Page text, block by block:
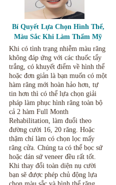
Bí Quyết Lựa Chọn Hình Thể,
Màu Sắc Khi Làm Thẩm Mỹ
Răng Sứ, Mặt Dán Sứ Veneer.
Khi có tình trạng nhiễm màu răng
không đáp ứng với các thuốc tẩy
trắng, có khuyết điểm về hình thể
hoặc đơn giản là bạn muốn có một
hàm răng mới hoàn hảo hơn, tự
tin hơn thì có thể lựa chọn giải
pháp làm phục hình răng toàn bộ
cả 2 hàm Full Month
Rehabilitation, làm đuổi theo
đường cười 16, 20 răng. Hoặc
thậm chí làm có chọn lọc mấy
răng cửa. Chúng ta có thể bọc sứ
hoặc dán sứ veneer đều rất tốt.
Khi thay đổi toàn diện nụ cười
bạn sẽ được phép chủ động lựa